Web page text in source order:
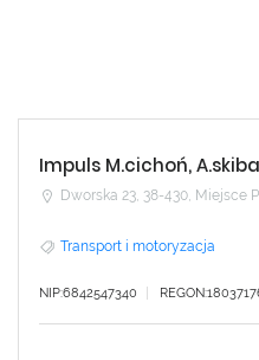
Impuls M.cichoń,
Dworska 23, 38-430, Miejsce
Transport i motoryzacja
NIP:6842547340